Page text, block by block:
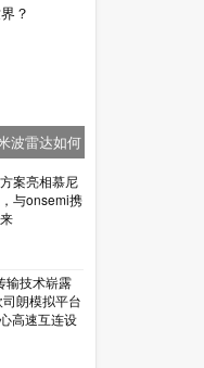
波雷达如何
？案亮相慕尼
与onsemi携
输技术崭露
朗模拟平台
高速互连设